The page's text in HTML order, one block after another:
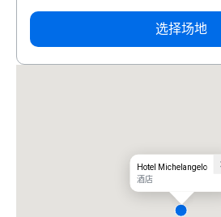
选择场地
Hotel Michelangelo
酒店